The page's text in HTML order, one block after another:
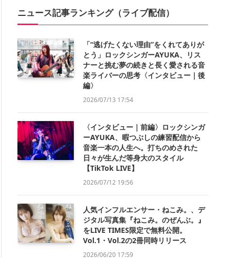
ニュース記事ランキング（ライブ配信）
「“逃げたくない理由”をくれてありが
とう」ロックシンガーAYUKA、リス
ナーと挑む夢の続きと長く愛される音
楽ライバーの思考〈インタビュー｜後
編〉
2026/07/13 17:54
〈インタビュー｜前編〉ロックシンガ
ーAYUKA、暇つぶしの練習配信から
音楽一本の人生へ。打ちのめされた
日々が生んだ等身大のスタイル
【TikTok LIVE】
2026/07/12 19:56
人気インフルエンサー・ねこみ。、デ
ジタル写真集『ねこみ。のぜんぶ。』
をLIVE TIMES限定で無料公開。
Vol.1・Vol.2の2冊同時リリース
2026/06/20 17:59